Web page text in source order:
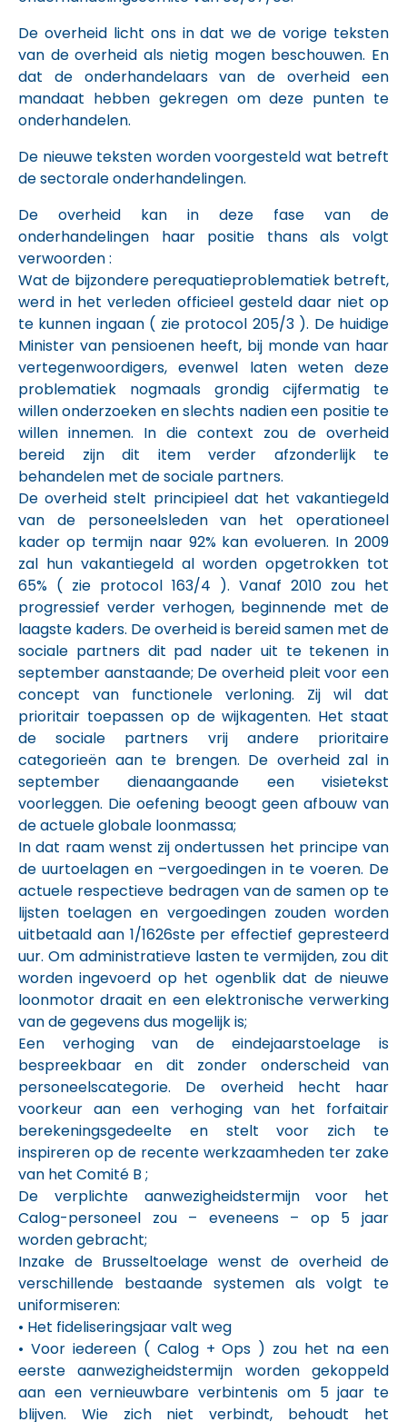
De overheid licht ons in dat we de vorige teksten
van de overheid als nietig mogen beschouwen. En
dat de onderhandelaars van de overheid een
mandaat hebben gekregen om deze punten te
onderhandelen.
De nieuwe teksten worden voorgesteld wat betreft
de sectorale onderhandelingen.
De overheid kan in deze fase van de
onderhandelingen haar positie thans als volgt
verwoorden :
Wat de bijzondere perequatieproblematiek betreft,
werd in het verleden officieel gesteld daar niet op
te kunnen ingaan ( zie protocol 205/3 ). De huidige
Minister van pensioenen heeft, bij monde van haar
vertegenwoordigers, evenwel laten weten deze
problematiek nogmaals grondig cijfermatig te
willen onderzoeken en slechts nadien een positie te
willen innemen. In die context zou de overheid
bereid zijn dit item verder afzonderlijk te
behandelen met de sociale partners.
De overheid stelt principieel dat het vakantiegeld
van de personeelsleden van het operationeel
kader op termijn naar 92% kan evolueren. In 2009
zal hun vakantiegeld al worden opgetrokken tot
65% ( zie protocol 163/4 ). Vanaf 2010 zou het
progressief verder verhogen, beginnende met de
laagste kaders. De overheid is bereid samen met de
sociale partners dit pad nader uit te tekenen in
september aanstaande; De overheid pleit voor een
concept van functionele verloning. Zij wil dat
prioritair toepassen op de wijkagenten. Het staat
de sociale partners vrij andere prioritaire
categorieën aan te brengen. De overheid zal in
september dienaangaande een visietekst
voorleggen. Die oefening beoogt geen afbouw van
de actuele globale loonmassa;
In dat raam wenst zij ondertussen het principe van
de uurtoelagen en –vergoedingen in te voeren. De
actuele respectieve bedragen van de samen op te
lijsten toelagen en vergoedingen zouden worden
uitbetaald aan 1/1626ste per effectief gepresteerd
uur. Om administratieve lasten te vermijden, zou dit
worden ingevoerd op het ogenblik dat de nieuwe
loonmotor draait en een elektronische verwerking
van de gegevens dus mogelijk is;
Een verhoging van de eindejaarstoelage is
bespreekbaar en dit zonder onderscheid van
personeelscategorie. De overheid hecht haar
voorkeur aan een verhoging van het forfaitair
berekeningsgedeelte en stelt voor zich te
inspireren op de recente werkzaamheden ter zake
van het Comité B ;
De verplichte aanwezigheidstermijn voor het
Calog-personeel zou – eveneens – op 5 jaar
worden gebracht;
Inzake de Brusseltoelage wenst de overheid de
verschillende bestaande systemen als volgt te
uniformiseren:
• Het fideliseringsjaar valt weg
• Voor iedereen ( Calog + Ops ) zou het na een
eerste aanwezigheidstermijn worden gekoppeld
aan een vernieuwbare verbintenis om 5 jaar te
blijven. Wie zich niet verbindt, behoudt het